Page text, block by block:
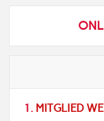
1. MITGLIED